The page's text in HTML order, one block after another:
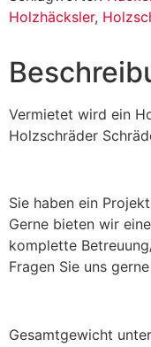
Holzhäcksler,
Vermietet wird ein
Holzschräder
Sie haben ein
Gerne bieten wir
komplette
Fragen Sie uns
Gesamtgewicht